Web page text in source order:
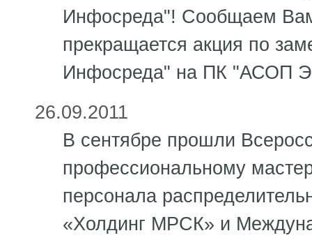
Инфосреда"! Сообщаем
прекращается акция по
Инфосреда" на ПК "АСОП
26.09.2011
В сентябре прошли
профессиональному
персонала
«Холдинг МРСК» и